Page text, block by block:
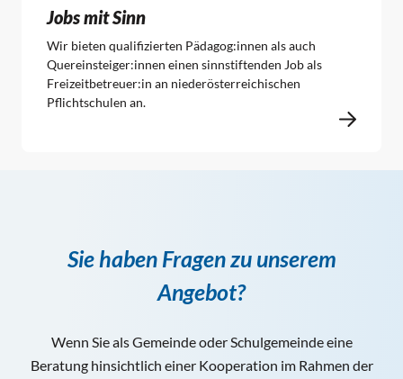
Jobs mit Sinn
Wir bieten qualifizierten Pädagog:innen als auch
Quereinsteiger:innen einen sinnstiftenden Job als
Freizeitbetreuer:in an niederösterreichischen
Pflichtschulen an.
Sie haben Fragen zu unserem
Angebot?
Wenn Sie als Gemeinde oder Schulgemeinde eine
Beratung hinsichtlich einer Kooperation im Rahmen der